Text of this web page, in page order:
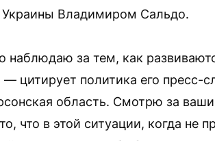
Украины Владимиром Сальдо.
наблюдаю за тем, как
— цитирует политика его
область. Смотрю за
что в этой ситуации, когда не